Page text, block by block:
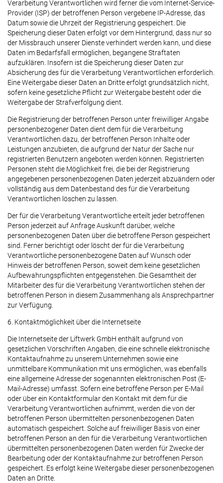
Verarbeitung Verantwortlichen wird ferner die vom Internet-Service-
Provider (ISP) der betroffenen Person vergebene IP-Adresse, das
Datum sowie die Uhrzeit der Registrierung gespeichert. Die
Speicherung dieser Daten erfolgt vor dem Hintergrund, dass nur so
der Missbrauch unserer Dienste verhindert werden kann, und diese
Daten im Bedarfsfall ermöglichen, begangene Straftaten
aufzuklären. Insofern ist die Speicherung dieser Daten zur
Absicherung des für die Verarbeitung Verantwortlichen erforderlich.
Eine Weitergabe dieser Daten an Dritte erfolgt grundsätzlich nicht,
sofern keine gesetzliche Pflicht zur Weitergabe besteht oder die
Weitergabe der Strafverfolgung dient.
Die Registrierung der betroffenen Person unter freiwilliger Angabe
personenbezogener Daten dient dem für die Verarbeitung
Verantwortlichen dazu, der betroffenen Person Inhalte oder
Leistungen anzubieten, die aufgrund der Natur der Sache nur
registrierten Benutzern angeboten werden können. Registrierten
Personen steht die Möglichkeit frei, die bei der Registrierung
angegebenen personenbezogenen Daten jederzeit abzuändern oder
vollständig aus dem Datenbestand des für die Verarbeitung
Verantwortlichen löschen zu lassen.
Der für die Verarbeitung Verantwortliche erteilt jeder betroffenen
Person jederzeit auf Anfrage Auskunft darüber, welche
personenbezogenen Daten über die betroffene Person gespeichert
sind. Ferner berichtigt oder löscht der für die Verarbeitung
Verantwortliche personenbezogene Daten auf Wunsch oder
Hinweis der betroffenen Person, soweit dem keine gesetzlichen
Aufbewahrungspflichten entgegenstehen. Die Gesamtheit der
Mitarbeiter des für die Verarbeitung Verantwortlichen stehen der
betroffenen Person in diesem Zusammenhang als Ansprechpartner
zur Verfügung.
6. Kontaktmöglichkeit über die Internetseite
Die Internetseite der Liftwerk GmbH enthält aufgrund von
gesetzlichen Vorschriften Angaben, die eine schnelle elektronische
Kontaktaufnahme zu unserem Unternehmen sowie eine
unmittelbare Kommunikation mit uns ermöglichen, was ebenfalls
eine allgemeine Adresse der sogenannten elektronischen Post (E-
Mail-Adresse) umfasst. Sofern eine betroffene Person per E-Mail
oder über ein Kontaktformular den Kontakt mit dem für die
Verarbeitung Verantwortlichen aufnimmt, werden die von der
betroffenen Person übermittelten personenbezogenen Daten
automatisch gespeichert. Solche auf freiwilliger Basis von einer
betroffenen Person an den für die Verarbeitung Verantwortlichen
übermittelten personenbezogenen Daten werden für Zwecke der
Bearbeitung oder der Kontaktaufnahme zur betroffenen Person
gespeichert. Es erfolgt keine Weitergabe dieser personenbezogenen
Daten an Dritte.